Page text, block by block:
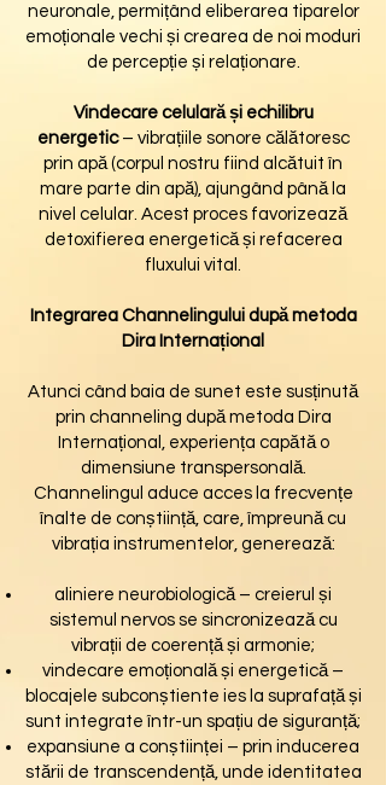
neuronale, permițând eliberarea tiparelor
emoționale vechi și crearea de noi moduri
de percepție și relaționare.
Vindecare celulară și echilibru
energetic– vibrațiile sonore călătoresc
prin apă (corpul nostru fiind alcătuit în
mare parte din apă), ajungând până la
nivel celular. Acest proces favorizează
detoxifierea energetică și refacerea
fluxului vital.
Integrarea Channelingului după metoda
Dira Internațional
Atunci când baia de sunet este susținută
prin channeling după metoda Dira
Internațional, experiența capătă o
dimensiune transpersonală.
Channelingul aduce acces la frecvențe
înalte de conștiință, care, împreună cu
vibrația instrumentelor, generează:
aliniere neurobiologică – creierul și
sistemul nervos se sincronizează cu
vibrații de coerență și armonie;
vindecare emoțională și energetică –
blocajele subconștiente ies la suprafață și
sunt integrate într-un spațiu de siguranță;
expansiune a conștiinței – prin inducerea
stării de transcendență, unde identitatea